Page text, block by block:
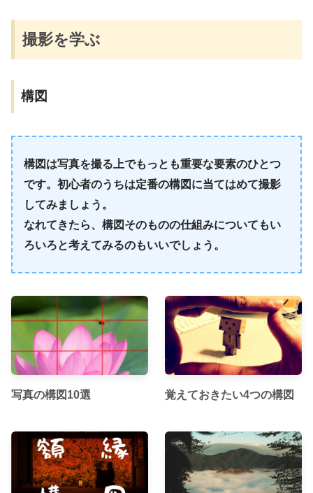
撮影を学ぶ
構図
構図は写真を撮る上でもっとも重要な要素のひとつ
です。初心者のうちは定番の構図に当てはめて撮影
してみましょう。
なれてきたら、構図そのものの仕組みについてもい
ろいろと考えてみるのもいいでしょう。
写真の構図10選 覚えておきたい4つの構図